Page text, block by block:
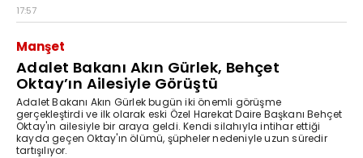
17:57
Manşet
Adalet Bakanı Akın Gürlek, Behçet
Oktay’ın Ailesiyle Görüştü
Adalet Bakanı Akın Gürlek bugün iki önemli görüşme
gerçekleştirdi ve ilk olarak eski Özel Harekat Daire Başkanı Behçet
Oktay'ın ailesiyle bir araya geldi. Kendi silahıyla intihar ettiği
kayda geçen Oktay'ın ölümü, şüpheler nedeniyle uzun süredir
tartışılıyor.